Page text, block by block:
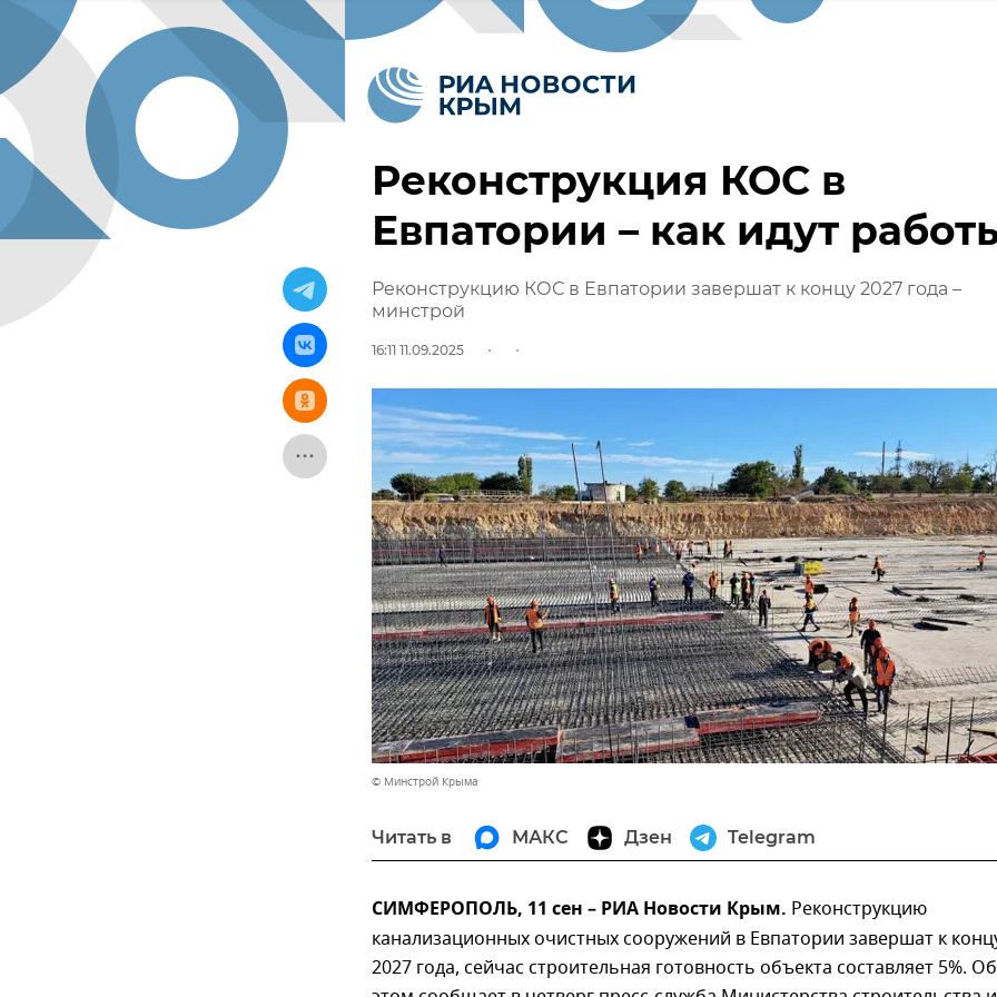
Реконструкция КОС в
Евпатории – как идут
Реконструкцию КОС в Евпатории завершат к концу 2027 года –
минстрой
16:11 11.09.2025
© Минстрой Крыма
Читать в МАКС Дзен Telegram
СИМФЕРОПОЛЬ, 11 сен – РИА Новости Крым. Реконструкцию
канализационных очистных сооружений в Евпатории завершат к
2027 года, сейчас строительная готовность объекта составляет 5%. Об